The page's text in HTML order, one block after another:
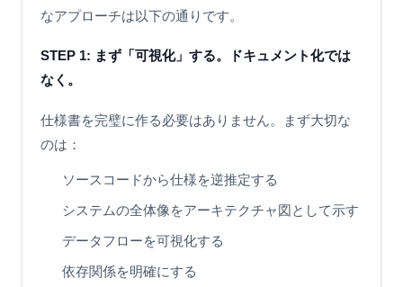
なアプローチは以下の通りです。
STEP 1: まず「可視化」する。ドキュメント化では
なく。
仕様書を完璧に作る必要はありません。まず大切な
のは：
ソースコードから仕様を逆推定する
システムの全体像をアーキテクチャ図として示す
データフローを可視化する
依存関係を明確にする